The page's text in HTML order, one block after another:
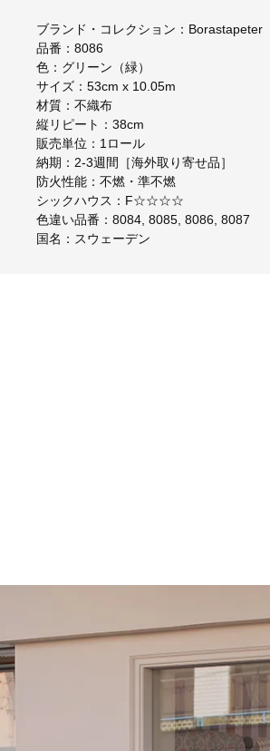
ブランド・コレクション：
品番：8086
色：グリーン（緑）
サイズ：53cm x 10.05m
材質：不織布
縦リピート：38cm
販売単位：1ロール
納期：2-3週間［海外取り寄せ品］
防火性能：不燃・準不燃
シックハウス：F☆☆☆☆
色違い品番：8084, 8085, 8086, 8087
国名：スウェーデン